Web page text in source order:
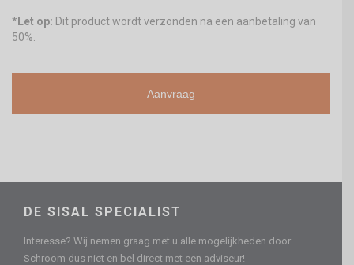
* Let op: Dit product wordt verzonden na een aanbetaling van
50%.
DE SISAL SPECIALIST
Interesse? Wij nemen graag met u alle mogelijkheden door.
Schroom dus niet en bel direct met een adviseur!